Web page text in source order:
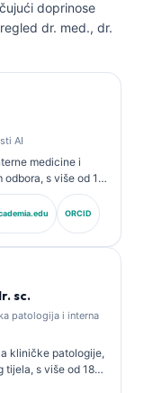
doprinose
dr. med., dr.
AI
medicine i
s više od 15
i kliničkoj
liječnik (Chief
klinički nadzor
dijagnostici na
ORCID
sc.
patologija i interna
kliničke patologije,
tijela, s više od 18
i